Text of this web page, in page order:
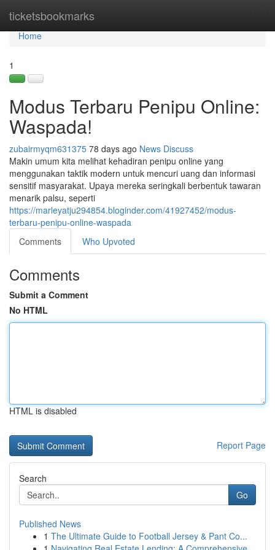
ticketsbookmarks
Home
Home
1
Modus Terbaru Penipu Online:
Waspada!
zubairmyqm631375 78 days ago News Discuss
Makin umum kita melihat kehadiran penipu online yang
menggunakan taktik modern untuk mencuri uang dan informasi
sensitif masyarakat. Upaya mereka seringkali berbentuk tawaran
menarik palsu, seperti
https://marleyatju294854.bloginder.com/41927452/modus-
terbaru-penipu-online-waspada
Comments
Who Upvoted
Comments
Submit a Comment
No HTML
HTML is disabled
Report Page
Search
Go
Published News
1 The Ultimate Guide to Football Jersey & Pant Co...